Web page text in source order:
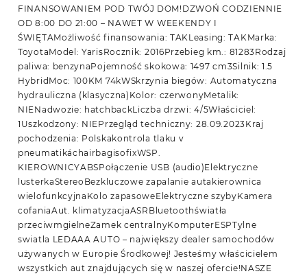
FINANSOWANIEM POD TWÓJ DOM!DZWOŃ CODZIENNIE
OD 8:00 DO 21:00 – NAWET W WEEKENDY I
ŚWIĘTAMożliwość finansowania: TAKLeasing: TAKMarka:
ToyotaModel: YarisRocznik: 2016Przebieg km.: 81283Rodzaj
paliwa: benzynaPojemność skokowa: 1497 cm3Silnik: 1.5
HybridMoc: 100KM 74kWSkrzynia biegów: Automatyczna
hydrauliczna (klasyczna)Kolor: czerwonyMetalik:
NIENadwozie: hatchbackLiczba drzwi: 4/5Właściciel:
1Uszkodzony: NIEPrzegląd techniczny: 28.09.2023Kraj
pochodzenia: Polskakontrola tlaku v
pneumatikáchairbagisofixWSP.
KIEROWNICYABSPołączenie USB (audio)Elektryczne
lusterkaStereoBezkluczowe zapalanie autakierownica
wielofunkcyjnaKolo zapasoweElektryczne szybyKamera
cofaniaAut. klimatyzacjaASRBluetoothświatła
przeciwmgielneZamek centralnyKomputerESPTylne
swiatla LEDAAA AUTO – największy dealer samochodów
używanych w Europie Środkowej! Jesteśmy właścicielem
wszystkich aut znajdujących się w naszej ofercie!NASZE